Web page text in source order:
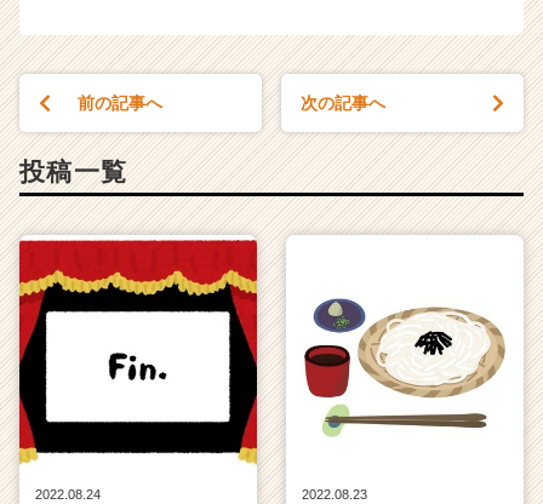
前の記事へ 次の記事へ
投稿一覧
2022.08.24 2022.08.23